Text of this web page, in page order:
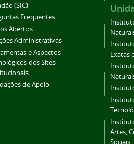
(SIC)
Frequentes
Abertos
Administrativas
e Aspectos
dos Sites
de Apoio
Exatas
Artes,
Sociais